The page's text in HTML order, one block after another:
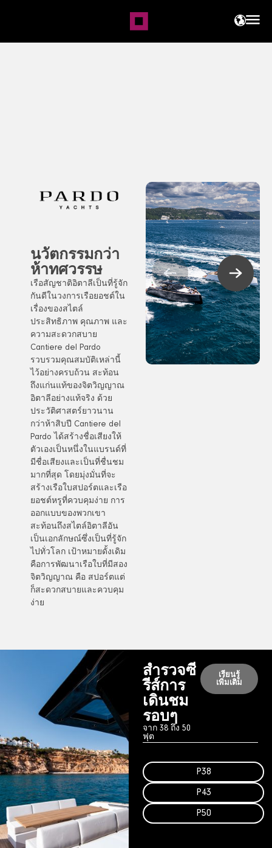
Pardo | ASIAMARINE
นวัตกรรมกว่า
ห้าทศวรรษ
เรือสัญชาติอิตาลีเป็นที่รู้จัก
กันดีในวงการเรือยอชต์ใน
เรื่องของสไตล์
ประสิทธิภาพ คุณภาพ และ
ความสะดวกสบาย
Cantiere del Pardo
รวบรวมคุณสมบัติเหล่านี้
ไว้อย่างครบถ้วน สะท้อน
ถึงแก่นแท้ของจิตวิญญาณ
อิตาลีอย่างแท้จริง ด้วย
ประวัติศาสตร์ยาวนาน
กว่าห้าสิบปี Cantiere del
Pardo ได้สร้างชื่อเสียงให้
ตัวเองเป็นหนึ่งในแบรนด์ที่
มีชื่อเสียงและเป็นที่ชื่นชม
มากที่สุด โดยมุ่งมั่นที่จะ
สร้างเรือใบสปอร์ตและเรือ
ยอชต์หรูที่ควบคุมง่าย การ
ออกแบบของพวกเขา
สะท้อนถึงสไตล์อิตาลีอัน
เป็นเอกลักษณ์ซึ่งเป็นที่รู้จัก
ไปทั่วโลก เป้าหมายดั้งเดิม
คือการพัฒนาเรือใบที่มีสอง
จิตวิญญาณ คือ สปอร์ตแต่
ก็สะดวกสบายและควบคุม
ง่าย
สำรวจซี
รีส์การ
เดินชม
รอบๆ
จาก 38 ถึง 50
ฟุต
เรียนรู้
เพิ่มเติม
P38
P43
P50